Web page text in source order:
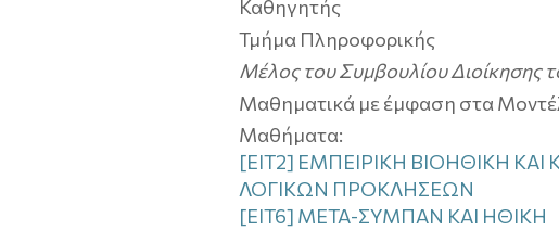
Καθηγητής
Τμήμα Πληροφορικής
Μέλος του Συμβουλίου Διοίκησης
Μαθηματικά με έμφαση στα
Μαθήματα:
[EIT2] ΕΜΠΕΙΡΙΚΗ ΒΙΟΗΘΙΚΗ
ΛΟΓΙΚΩΝ ΠΡΟΚΛΗΣΕΩΝ
[EIT6] ΜΕΤΑ-ΣΥΜΠΑΝ ΚΑΙ ΗΘΙΚΗ